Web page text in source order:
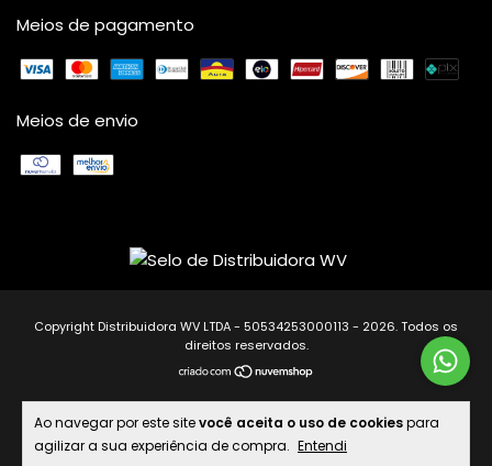
Ao navegar por este sitevocê aceita o uso de cookiespara
agilizar a sua experiência de compra. Entendi
Meios de pagamento
Meios de envio
Copyright Distribuidora WV LTDA - 50534253000113 - 2026. Todos os
direitos reservados.